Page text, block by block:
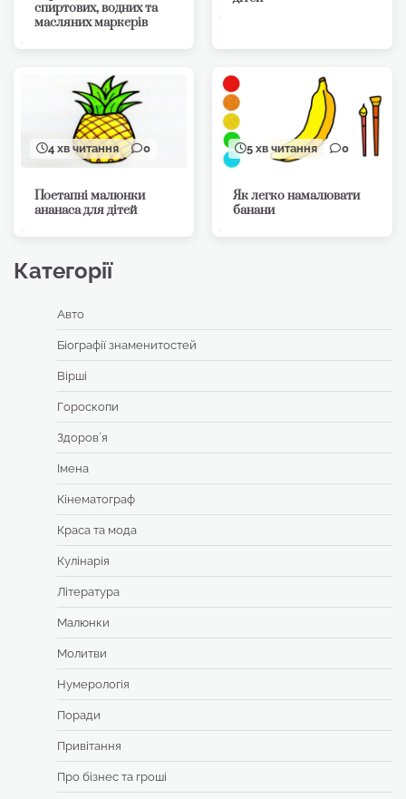
спиртових, водних та
масляних маркерів
4 хв читання 0
Поетапні малюнки
ананаса для дітей
5 хв читання 0
Як легко намалювати
банани
Категорії
Авто
Біографії знаменитостей
Вірші
Гороскопи
Здоровʼя
Імена
Кінематограф
Краса та мода
Кулінарія
Література
Малюнки
Молитви
Нумерологія
Поради
Привітання
Про бізнес та гроші